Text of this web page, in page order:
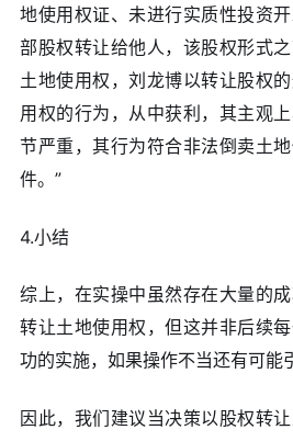
地使用权证、未进行实质性投资
部股权转让给他人，该股权形式
土地使用权，刘龙博以转让股权
用权的行为，从中获利，其主观
节严重，其行为符合非法倒卖土
件。”
4.小结
综上，在实操中虽然存在大量的
转让土地使用权，但这并非后续
功的实施，如果操作不当还有可能
因此，我们建议当决策以股权转